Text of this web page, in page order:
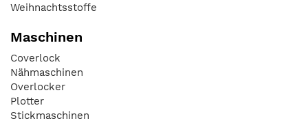
Weihnachtsstoffe
Maschinen
Coverlock
Nähmaschinen
Overlocker
Plotter
Stickmaschinen